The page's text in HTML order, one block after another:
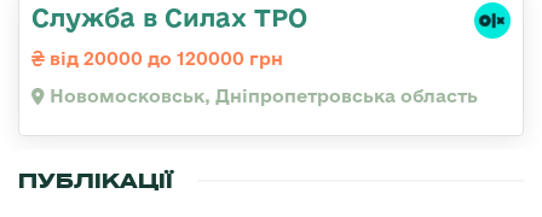
Служба в Силах ТРО
від 20000 до 120000 грн
Новомосковськ, Дніпропетровська область
ПУБЛІКАЦІЇ